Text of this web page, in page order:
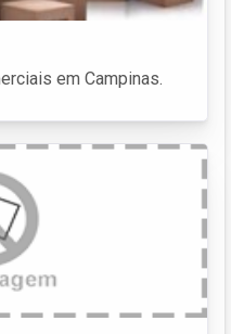
em Campinas.